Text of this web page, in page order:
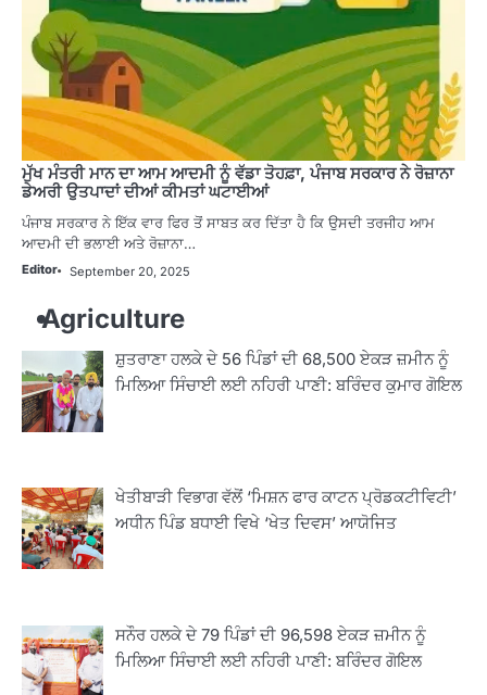
ਮੁੱਖ ਮੰਤਰੀ ਮਾਨ ਦਾ ਆਮ ਆਦਮੀ ਨੂੰ ਵੱਡਾ ਤੋਹਫ਼ਾ, ਪੰਜਾਬ ਸਰਕਾਰ ਨੇ ਰੋਜ਼ਾਨਾ
ਡੇਅਰੀ ਉਤਪਾਦਾਂ ਦੀਆਂ ਕੀਮਤਾਂ ਘਟਾਈਆਂ
ਪੰਜਾਬ ਸਰਕਾਰ ਨੇ ਇੱਕ ਵਾਰ ਫਿਰ ਤੋਂ ਸਾਬਤ ਕਰ ਦਿੱਤਾ ਹੈ ਕਿ ਉਸਦੀ ਤਰਜੀਹ ਆਮ
ਆਦਮੀ ਦੀ ਭਲਾਈ ਅਤੇ ਰੋਜ਼ਾਨਾ…
Editor September 20, 2025
Agriculture
ਸ਼ੁਤਰਾਣਾ ਹਲਕੇ ਦੇ 56 ਪਿੰਡਾਂ ਦੀ 68,500 ਏਕੜ ਜ਼ਮੀਨ ਨੂੰ
ਮਿਲਿਆ ਸਿੰਚਾਈ ਲਈ ਨਹਿਰੀ ਪਾਣੀ: ਬਰਿੰਦਰ ਕੁਮਾਰ ਗੋਇਲ
ਖੇਤੀਬਾੜੀ ਵਿਭਾਗ ਵੱਲੋਂ ‘ਮਿਸ਼ਨ ਫਾਰ ਕਾਟਨ ਪ੍ਰੋਡਕਟੀਵਿਟੀ’
ਅਧੀਨ ਪਿੰਡ ਬਧਾਈ ਵਿਖੇ ‘ਖੇਤ ਦਿਵਸ’ ਆਯੋਜਿਤ
ਸਨੌਰ ਹਲਕੇ ਦੇ 79 ਪਿੰਡਾਂ ਦੀ 96,598 ਏਕੜ ਜ਼ਮੀਨ ਨੂੰ
ਮਿਲਿਆ ਸਿੰਚਾਈ ਲਈ ਨਹਿਰੀ ਪਾਣੀ: ਬਰਿੰਦਰ ਗੋਇਲ